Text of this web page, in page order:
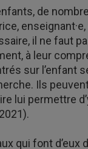
de
il ne faut
à leur
sur l’enfant
Ils
lui permettre
qui font d’eux